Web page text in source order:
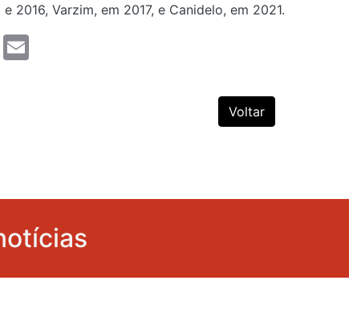
2016, Varzim, em 2017, e Canidelo, em 2021.
Twitter
Voltar